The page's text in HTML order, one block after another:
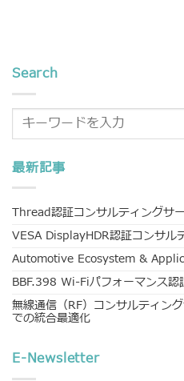
Search
最新記事
Thread認証コンサルティングサ
VESA DisplayHDR認証コンサル
Automotive Ecosystem &
BBF.398 Wi-Fiパフォーマンス認
無線通信（RF）コンサルティン
での統合最適化
E-Newsletter